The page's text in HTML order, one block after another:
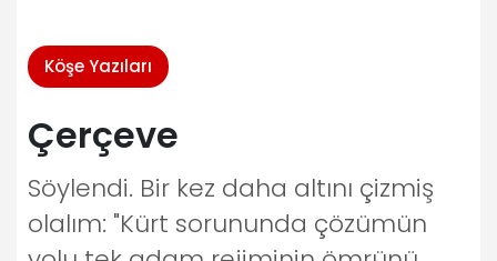
Köşe Yazıları
Çerçeve
Söylendi. Bir kez daha altını çizmiş
olalım: "Kürt sorununda çözümün